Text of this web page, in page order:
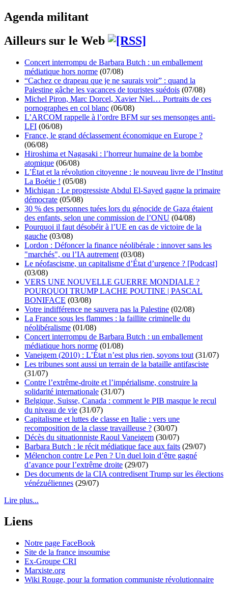
Agenda militant
Ailleurs sur le Web
Concert interrompu de Barbara Butch : un emballement
médiatique hors norme (07/08)
“Cachez ce drapeau que je ne saurais voir” : quand la
Palestine gâche les vacances de touristes suédois (07/08)
Michel Piron, Marc Dorcel, Xavier Niel… Portraits de ces
pornographes en col blanc (06/08)
L’ARCOM rappelle à l’ordre BFM sur ses mensonges anti-
LFI (06/08)
France, le grand déclassement économique en Europe ?
(06/08)
Hiroshima et Nagasaki : l’horreur humaine de la bombe
atomique (06/08)
L’État et la révolution citoyenne : le nouveau livre de l’Institut
La Boétie ! (05/08)
Michigan : Le progressiste Abdul El-Sayed gagne la primaire
démocrate (05/08)
30 % des personnes tuées lors du génocide de Gaza étaient
des enfants, selon une commission de l’ONU (04/08)
Pourquoi il faut désobéir à l’UE en cas de victoire de la
gauche (03/08)
Lordon : Défoncer la finance néolibérale : innover sans les
"marchés", ou l’IA autrement (03/08)
Le néofascisme, un capitalisme d’État d’urgence ? [Podcast]
(03/08)
VERS UNE NOUVELLE GUERRE MONDIALE ?
POURQUOI TRUMP LACHE POUTINE | PASCAL
BONIFACE (03/08)
Votre indifférence ne sauvera pas la Palestine (02/08)
La France sous les flammes : la faillite criminelle du
néolibéralisme (01/08)
Concert interrompu de Barbara Butch : un emballement
médiatique hors norme (01/08)
Vaneigem (2010) : L’État n’est plus rien, soyons tout (31/07)
Les tribunes sont aussi un terrain de la bataille antifasciste
(31/07)
Contre l’extrême-droite et l’impérialisme, construire la
solidarité internationale (31/07)
Belgique, Suisse, Canada : comment le PIB masque le recul
du niveau de vie (31/07)
Capitalisme et luttes de classe en Italie : vers une
recomposition de la classe travailleuse ? (30/07)
Décès du situationniste Raoul Vaneigem (30/07)
Barbara Butch : le récit médiatique face aux faits (29/07)
Mélenchon contre Le Pen ? Un duel loin d’être gagné
d’avance pour l’extrême droite (29/07)
Des documents de la CIA contredisent Trump sur les élections
vénézuéliennes (29/07)
Lire plus...
Liens
Notre page FaceBook
Site de la france insoumise
Ex-Groupe CRI
Marxiste.org
Wiki Rouge, pour la formation communiste révolutionnaire